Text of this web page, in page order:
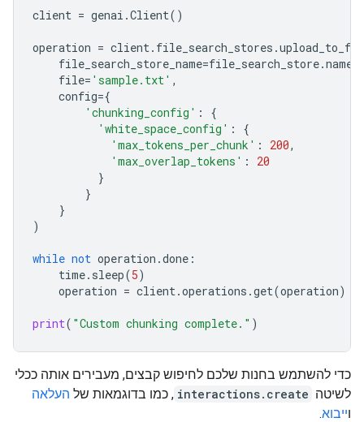
client = genai .Client()
operation = client. file_search_stores .
file_search_store_name=file_search_store.name
file= 'sample.txt' ,
config={
'chunking_config' :
{
'white_space_config' :
{
'max_tokens_per_chunk' : 200,
'max_overlap_tokens' :
20
}
}
}
)
while not operation .done :
time. sleep(5)
operation = client.operations .get(operation)
print( "Custom chunking complete." )
כדי להשתמש בחנות שלכם לחיפוש קבצים, מעבירים אותה ככלי
לשיטה interactions.create , כמו בדוגמאות של העלאה
וייבוא.